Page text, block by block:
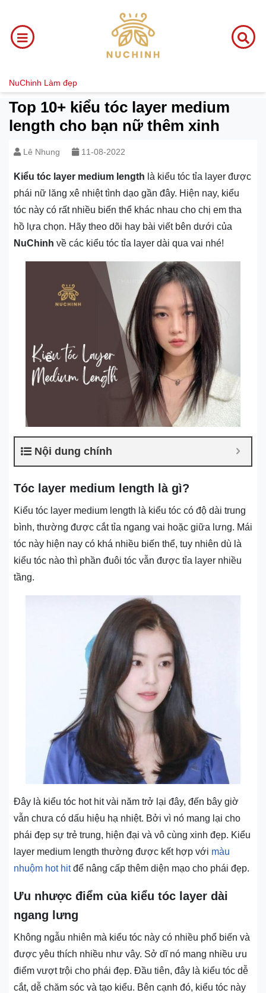
NuChinh Làm đẹp
Top 10+ kiểu tóc layer medium
length cho bạn nữ thêm xinh
Lê Nhung 11-08-2022
Kiểu tóc layer medium length là kiểu tóc tỉa layer được
phái nữ lăng xê nhiệt tình dạo gần đây. Hiện nay, kiểu
tóc này có rất nhiều biến thể khác nhau cho chị em tha
hồ lựa chọn. Hãy theo dõi hay bài viết bên dưới của
NuChinh về các kiểu tóc tỉa layer dài qua vai nhé!
Nội dung chính
Tóc layer medium length là gì?
Kiểu tóc layer medium length là kiểu tóc có độ dài trung
bình, thường được cắt tỉa ngang vai hoặc giữa lưng. Mái
tóc này hiện nay có khá nhiều biến thể, tuy nhiên dù là
kiểu tóc nào thì phần đuôi tóc vẫn được tỉa layer nhiều
tầng.
Đây là kiểu tóc hot hit vài năm trở lại đây, đến bây giờ
vẫn chưa có dấu hiệu hạ nhiệt. Bởi vì nó mang lại cho
phái đẹp sự trẻ trung, hiện đại và vô cùng xinh đẹp. Kiểu
layer medium length thường được kết hợp với màu
nhuộm hot hitđể nâng cấp thêm diện mạo cho phái đẹp.
Ưu nhược điểm của kiểu tóc layer dài
ngang lưng
Không ngẫu nhiên mà kiểu tóc này có nhiều phổ biến và
được yêu thích nhiều như vây. Sở dĩ nó mang nhiều ưu
điểm vượt trội cho phái đẹp. Đầu tiên, đây là kiểu tóc dễ
cắt, dễ chăm sóc và tạo kiểu. Bên cạnh đó, kiểu tóc này